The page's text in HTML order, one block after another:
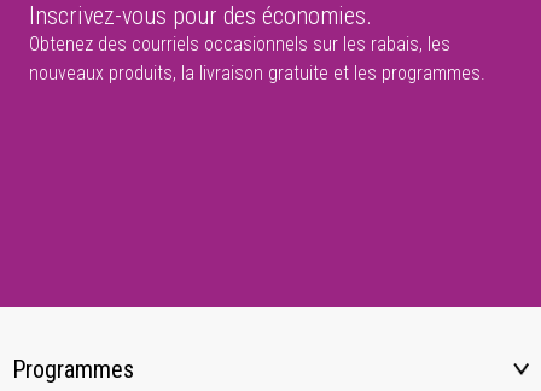
Inscrivez-vous pour des économies.
Obtenez des courriels occasionnels sur les rabais, les
nouveaux produits, la livraison gratuite et les programmes.
Programmes